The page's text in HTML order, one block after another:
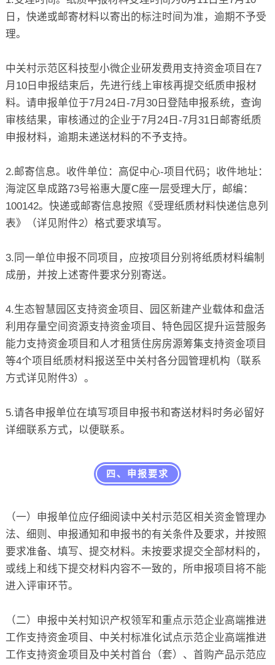
日，快递或邮寄材料以寄出的标注时间为准，逾期不予受
理。
中关村示范区科技型小微企业研发费用支持资金项目在7
月10日申报结束后，先进行线上审核再提交纸质申报材
料。请申报单位于7月24日-7月30日登陆申报系统，查询
审核结果，审核通过的企业于7月24日-7月31日邮寄纸质
申报材料，逾期未递送材料的不予支持。
2.邮寄信息。收件单位：高促中心-项目代码；收件地址：
海淀区阜成路73号裕惠大厦C座一层受理大厅，邮编：
100142。快递或邮寄信息按照《受理纸质材料快递信息列
表》（详见附件2）格式要求填写。
3.同一单位申报不同项目，应按项目分别将纸质材料编制
成册，并按上述寄件要求分别寄送。
4.生态智慧园区支持资金项目、园区新建产业载体和盘活
利用存量空间资源支持资金项目、特色园区提升运营服务
能力支持资金项目和人才租赁住房房源筹集支持资金项目
等4个项目纸质材料报送至中关村各分园管理机构（联系
方式详见附件3）。
5.请各申报单位在填写项目申报书和寄送材料时务必留好
详细联系方式，以便联系。
四、申报要求
（一）申报单位应仔细阅读中关村示范区相关资金管理办
法、细则、申报通知和申报书的有关条件及要求，并按照
要求准备、填写、提交材料。未按要求提交全部材料的，
或线上和线下提交材料内容不一致的，所申报项目将不能
进入评审环节。
（二）申报中关村知识产权领军和重点示范企业高端推进
工作支持资金项目、中关村标准化试点示范企业高端推进
工作支持资金项目及中关村首台（套）、首购产品示范应